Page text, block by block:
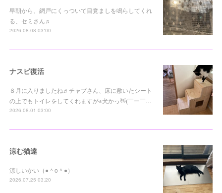
早朝から、網戸にくっついて目覚ましを鳴らしてくれ
る、セミさん♬
2026.08.08 03:00
ナスビ復活
８月に入りましたね♬チャプさん、床に敷いたシート
の上でもトイレをしてくれますが※犬かっ👋(￣ー￣…
2026.08.01 03:00
涼む猫達
涼しいかい（●＾o＾●）
2026.07.25 03:20